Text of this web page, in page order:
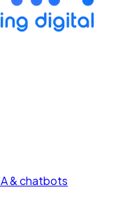
& chatbots